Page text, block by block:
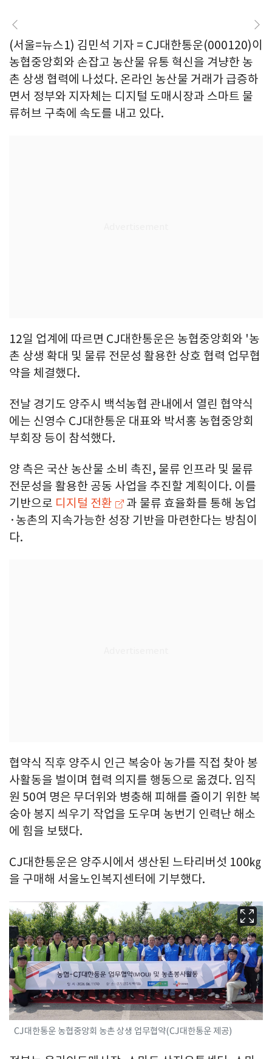
(서울=뉴스1) 김민석 기자 = CJ대한통운(000120)이
농협중앙회와 손잡고 농산물 유통 혁신을 겨냥한 농
촌 상생 협력에 나섰다. 온라인 농산물 거래가 급증하
면서 정부와 지자체는 디지털 도매시장과 스마트 물
류허브 구축에 속도를 내고 있다.
12일 업계에 따르면 CJ대한통운은 농협중앙회와 '농
촌 상생 확대 및 물류 전문성 활용한 상호 협력 업무협
약을 체결했다.
전날 경기도 양주시 백석농협 관내에서 열린 협약식
에는 신영수 CJ대한통운 대표와 박서홍 농협중앙회
부회장 등이 참석했다.
양 측은 국산 농산물 소비 촉진, 물류 인프라 및 물류
전문성을 활용한 공동 사업을 추진할 계획이다. 이를
기반으로 디지털 전환
과 물류 효율화를 통해 농업
·농촌의 지속가능한 성장 기반을 마련한다는 방침이
다.
협약식 직후 양주시 인근 복숭아 농가를 직접 찾아 봉
사활동을 벌이며 협력 의지를 행동으로 옮겼다. 임직
원 50여 명은 무더위와 병충해 피해를 줄이기 위한 복
숭아 봉지 씌우기 작업을 도우며 농번기 인력난 해소
에 힘을 보탰다.
CJ대한통운은 양주시에서 생산된 느타리버섯 100㎏
을 구매해 서울노인복지센터에 기부했다.
CJ대한통운 농협중앙회 농촌 상생 업무협약(CJ대한통운 제공)